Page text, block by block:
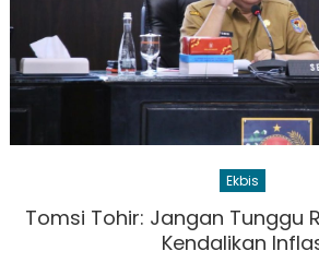
Ekbis
Tomsi Tohir: Jangan Tunggu
Kendalikan